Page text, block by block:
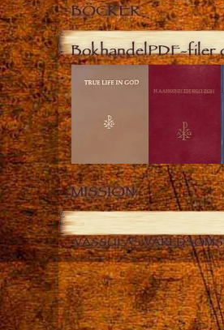
BÖCKER
BokhandelPDF-filer
MISSION
VASSULAS